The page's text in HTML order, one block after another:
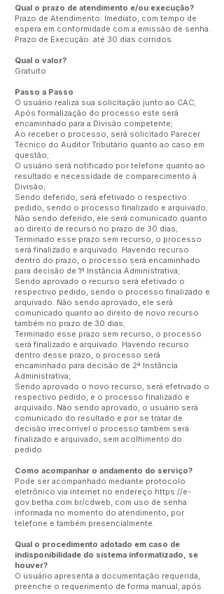
Qual o prazo de atendimento e/ou execução?
Prazo de Atendimento: Imediato, com tempo de
espera em conformidade com a emissão de senha.
Prazo de Execução: até 30 dias corridos.
Qual o valor?
Gratuito
Passo a Passo
O usuário realiza sua solicitação junto ao CAC;
Após formalização do processo este será
encaminhado para a Divisão competente;
Ao receber o processo, será solicitado Parecer
Técnico do Auditor Tributário quanto ao caso em
questão;
O usuário será notificado por telefone quanto ao
resultado e necessidade de comparecimento à
Divisão;
Sendo deferido, será efetivado o respectivo
pedido, sendo o processo finalizado e arquivado;
Não sendo deferido, ele será comunicado quanto
ao direito de recurso no prazo de 30 dias;
Terminado esse prazo sem recurso, o processo
será finalizado e arquivado. Havendo recurso
dentro do prazo, o processo será encaminhado
para decisão de 1ª Instância Administrativa;
Sendo aprovado o recurso será efetivado o
respectivo pedido, sendo o processo finalizado e
arquivado. Não sendo aprovado, ele será
comunicado quanto ao direito de novo recurso
também no prazo de 30 dias;
Terminado esse prazo sem recurso, o processo
será finalizado e arquivado. Havendo recurso
dentro desse prazo, o processo será
encaminhado para decisão de 2ª Instância
Administrativa;
Sendo aprovado o novo recurso, será efetivado o
respectivo pedido, e o processo finalizado e
arquivado. Não sendo aprovado, o usuário será
comunicado do resultado e por se tratar de
decisão irrecorrível o processo também será
finalizado e arquivado, sem acolhimento do
pedido.
Como acompanhar o andamento do serviço?
Pode ser acompanhado mediante protocolo
eletrônico via internet no endereço https://e-
gov.betha.com.br/cdweb, com uso de senha
informada no momento do atendimento, por
telefone e também presencialmente.
Qual o procedimento adotado em caso de
indisponibilidade do sistema informatizado, se
houver?
O usuário apresenta a documentação requerida,
preenche o requerimento de forma manual, após